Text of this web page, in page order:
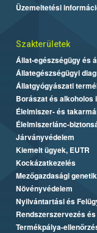
Üzemeltetési
Szakterületek
Állat-egészségügy és
Állategészségügyi
Állatgyógyászati
Borászat és alkoholos
Élelmiszer- és
Élelmiszerlánc-
Járványvédelem
Kiemelt ügyek, EUTR
Kockázatkezelés
Mezőgazdasági
Növényvédelem
Nyilvántartási és
Rendszerszervezés
Termékpálya-